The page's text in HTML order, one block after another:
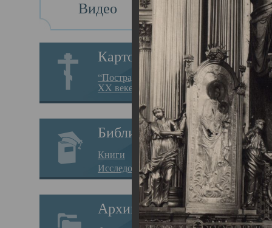
Видео
Картотека
“Пострадавшие за веру в
XX веке на Севере”
Библиотека
Книги
Исследования
Архив